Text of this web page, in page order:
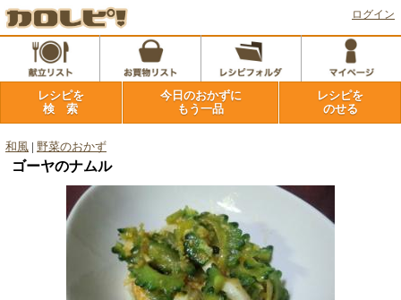
ログイン
レシピを
検 索
今日のおかずに
もう一品
レシピを
のせる
和風 野菜のおかず
ゴーヤのナムル